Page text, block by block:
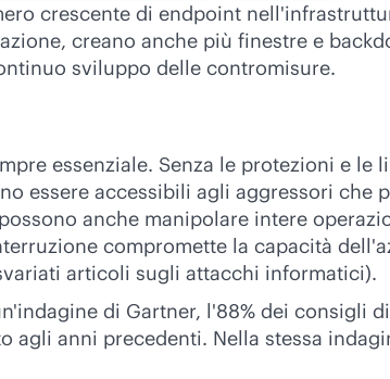
crescente di endpoint
creano anche più finestre e
sviluppo delle contromisure.
essenziale. Senza le protezioni e le
essere accessibili agli aggressori che
anche manipolare intere
compromette la capacità
articoli sugli attacchi informatici).
di Gartner, l'88% dei consigli
anni precedenti. Nella stessa